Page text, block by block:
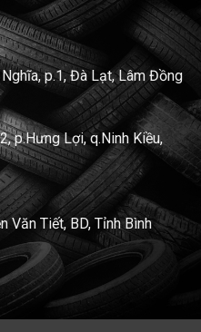
p.1, Đà Lạt, Lâm Đồng
p.Hưng Lợi, q.Ninh Kiều,
Văn Tiết, BD, Tỉnh Bình